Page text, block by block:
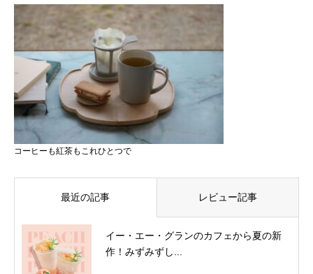
コーヒーも紅茶もこれひとつで
最近の記事 レビュー記事
イー・エー・グランのカフェから夏の新
作！みずみずし...